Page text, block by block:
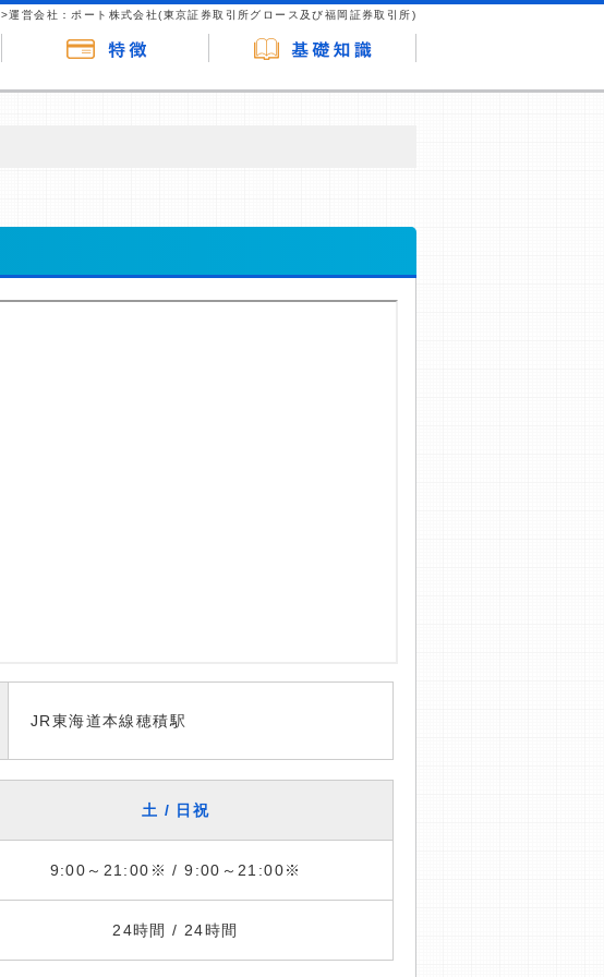
>運営会社：ポート株式会社(東京証券取引所グロース及び福岡証券取引所)
JR東海道本線穂積駅
土 / 日祝
9:00～21:00※ / 9:00～21:00※
24時間 / 24時間